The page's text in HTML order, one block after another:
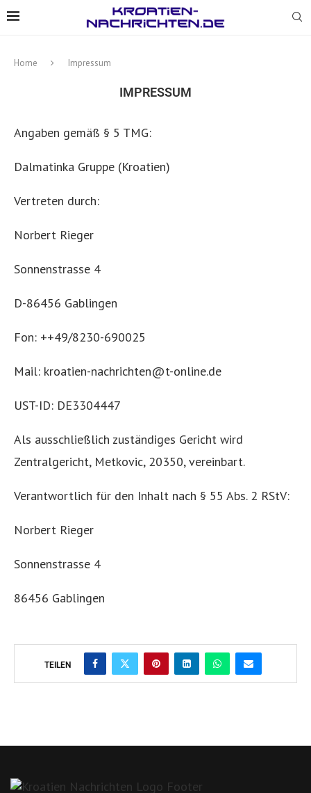
Home Impressum
IMPRESSUM
Angaben gemäß § 5 TMG:
Dalmatinka Gruppe (Kroatien)
Vertreten durch:
Norbert Rieger
Sonnenstrasse 4
D-86456 Gablingen
Fon: ++49/8230-690025
Mail: kroatien-nachrichten@t-online.de
UST-ID: DE3304447
Als ausschließlich zuständiges Gericht wird
Zentralgericht, Metkovic, 20350, vereinbart.
Verantwortlich für den Inhalt nach § 55 Abs. 2 RStV:
Norbert Rieger
Sonnenstrasse 4
86456 Gablingen
TEILEN